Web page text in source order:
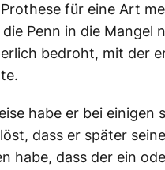
für eine Art
die Penn in die
bedroht, mit der
habe er bei
dass er später
habe, dass der ein